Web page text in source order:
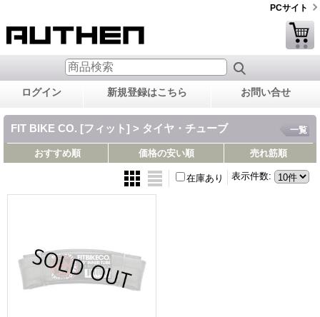
PCサイト
ログイン 新規登録はこちら お問い合せ
FIT BIKE CO. [フィット] > タイヤ・チューブ 一覧
おすすめ順 価格の安い順 売れ筋順
表示件数:
在庫あり